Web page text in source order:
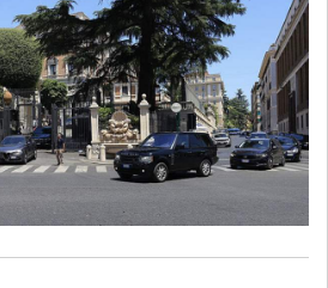
واحد، فيما استحوذ ملف الأسرى على حيّز